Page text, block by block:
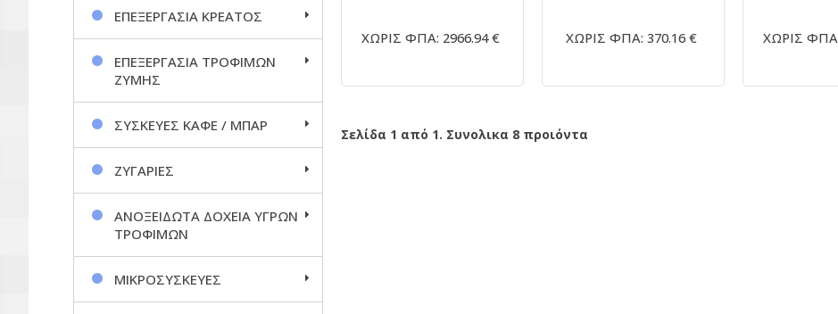
ΧΩΡΙΣ ΦΠΑ: 2966.94 € ΧΩΡΙΣ ΦΠΑ: 370.16 € ΧΩΡΙΣ
Σελίδα 1 από 1. Συνολικα 8 προιόντα
ΕΠΕΞΕΡΓΑΣΙΑ ΚΡΕΑΤΟΣ
ΕΠΕΞΕΡΓΑΣΙΑ ΤΡΟΦΙΜΩΝ
ΖΥΜΗΣ
ΣΥΣΚΕΥΕΣ ΚΑΦΕ / ΜΠΑΡ
ΖΥΓΑΡΙΕΣ
ΑΝΟΞΕΙΔΩΤΑ ΔΟΧΕΙΑ ΥΓΡΩΝ
ΤΡΟΦΙΜΩΝ
ΜΙΚΡΟΣΥΣΚΕΥΕΣ